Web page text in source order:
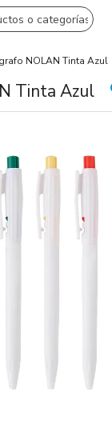
Creá tu cuenta
Tinta Azul
NOLAN Tinta Azul